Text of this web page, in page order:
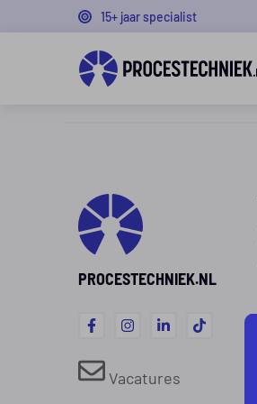
15+ jaar specialist
PROCESTECHNIEK.NL
Vacatures